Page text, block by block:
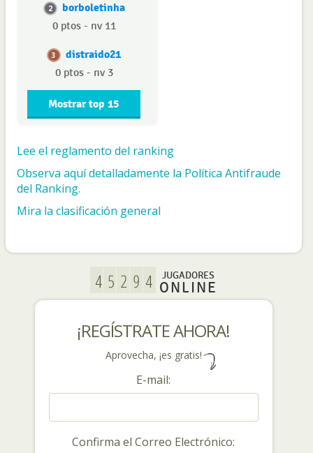
2 borboletinha
0 ptos - nv 11
3 distraido21
0 ptos - nv 3
Mostrar top 15
Lee el reglamento del ranking
Observa aquí detalladamente la Política Antifraude
del Ranking.
Mira la clasificación general
JUGADORES
ONLINE
¡REGÍSTRATE AHORA!
Aprovecha, ¡es gratis!
E-mail:
Confirma el Correo Electrónico: